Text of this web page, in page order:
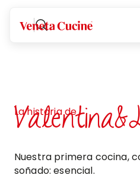
Veneta Cucine
La historia de
Nuestra primera cocina,
soñado: esencial.